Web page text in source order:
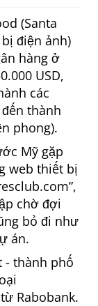
(Santa
điện ảnh)
hàng ở
USD,
các
thành
phong).
Mỹ gặp
web thiết bị
,
chờ đợi
bỏ đi như
án.
thành phố
Rabobank.